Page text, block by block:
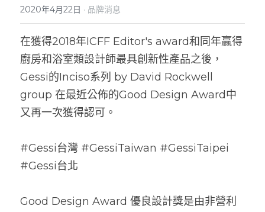
2020年4月22日 · 品牌消息
在獲得2018年ICFF Editor's award和同年贏得
廚房和浴室類設計師最具創新性產品之後，
Gessi的Inciso系列 by David Rockwell
group 在最近公佈的Good Design Award中
又再一次獲得認可。
#Gessi台灣 #GessiTaiwan #GessiTaipei
#Gessi台北
Good Design Award 優良設計獎是由非營利